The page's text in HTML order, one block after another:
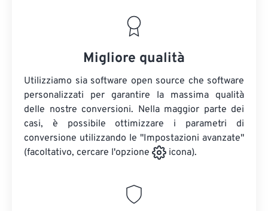
Migliore qualità
Utilizziamo sia software open source che software
personalizzati per garantire la massima qualità
delle nostre conversioni. Nella maggior parte dei
casi, è possibile ottimizzare i parametri di
conversione utilizzando le "Impostazioni avanzate"
(facoltativo, cercare l'opzione
icona).